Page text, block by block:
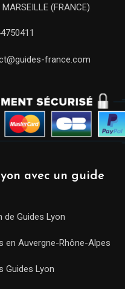
(FRANCE)
france.com
avec un guide
de Guides Lyon
en Auvergne-Rhône-Alpes
Guides Lyon